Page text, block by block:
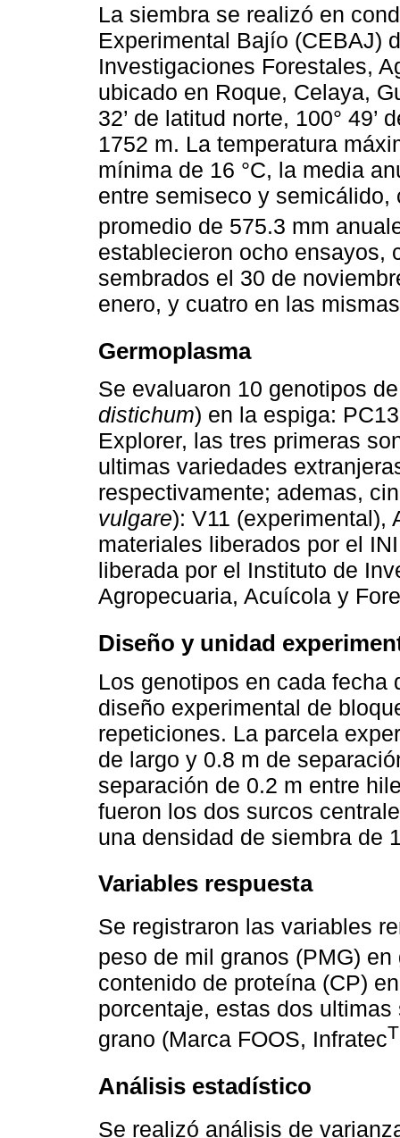
La siembra se realizó en
Experimental Bajío (CEBAJ)
Investigaciones Forestales,
ubicado en Roque, Celaya,
32’ de latitud norte, 100°
1752 m. La temperatura
mínima de 16 °C, la media
entre semiseco y
promedio de 575.3 mm
establecieron ocho ensayos,
sembrados el 30 de
enero, y cuatro en las
Germoplasma
Se evaluaron 10 genotipos
distichum) en la espiga:
Explorer, las tres primeras
ultimas variedades
respectivamente; ademas,
vulgare): V11 (experimental),
materiales liberados por el
liberada por el Instituto de
Agropecuaria, Acuícola y
Diseño y unidad
Los genotipos en cada fecha
diseño experimental de
repeticiones. La parcela
de largo y 0.8 m de
separación de 0.2 m entre
fueron los dos surcos
una densidad de siembra de
Variables respuesta
Se registraron las variables
peso de mil granos (PMG)
contenido de proteína (CP)
porcentaje, estas dos
grano (Marca FOOS, Infratec
Análisis estadístico
Se realizó análisis de